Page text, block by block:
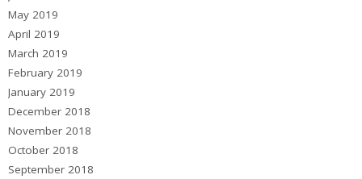
May 2019
April 2019
March 2019
February 2019
January 2019
December 2018
November 2018
October 2018
September 2018